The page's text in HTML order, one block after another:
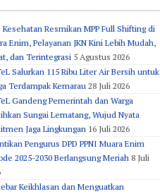
Kesehatan Resmikan MPP Full Shifting di
Enim, Pelayanan JKN Kini Lebih Mudah,
dan Terintegrasi 5 Agustus 2026
Salurkan 115 Ribu Liter Air Bersih untuk
Terdampak Kemarau 28 Juli 2026
Gandeng Pemerintah dan Warga
Sungai Lematang, Wujud Nyata
Jaga Lingkungan 16 Juli 2026
Pengurus DPD PPNI Muara Enim
2025-2030 Berlangsung Meriah 8 Juli
Keikhlasan dan Menguatkan